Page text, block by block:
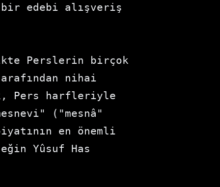
bir edebi alışveriş
Perslerin birçok
nihai
Pers harfleriyle
("mesnâ"
en önemli
Yûsuf Has